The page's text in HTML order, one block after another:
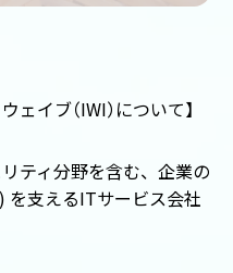
ェイブ（IWI）について】
ティ分野を含む、企業の
支えるITサービス会社